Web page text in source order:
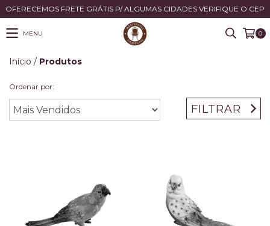
OFERECEMOS FRETE GRÁTIS P/ ALGUMAS CIDADES VERIFIQUE O CEP
MENU 0
Início / Produtos
Ordenar por:
FILTRAR